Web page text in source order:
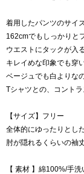
着用したパンツのサイ
162cmでもしっかりと
ウエストにタックが入
キレイめな印象でも穿
ベージュでも白よりな
Tシャツとの、コント
【サイズ】フリー
全体的にゆったりとし
肘が隠れるくらいの袖
【 素材 】綿100%/手洗